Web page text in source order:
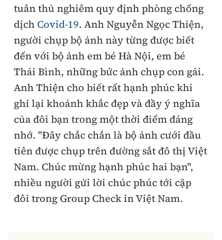
tuân thủ nghiêm quy định phòng chống
dịch Covid-19. Anh Nguyễn Ngọc Thiện,
người chụp bộ ảnh này từng được biết
đến với bộ ảnh em bé Hà Nội, em bé
Thái Bình, những bức ảnh chụp con gái.
Anh Thiện cho biết rất hạnh phúc khi
ghi lại khoảnh khắc đẹp và đầy ý nghĩa
của đôi bạn trong một thời điểm đáng
nhớ. "Đây chắc chắn là bộ ảnh cưới đầu
tiên được chụp trên đường sắt đô thị Việt
Nam. Chúc mừng hạnh phúc hai bạn",
nhiều người gửi lời chúc phúc tới cặp
đôi trong Group Check in Việt Nam.